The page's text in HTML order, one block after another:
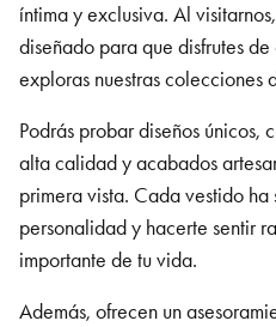
íntima y exclusiva. Al
diseñado para que disfrutes
exploras nuestras colecciones
Podrás probar diseños únicos,
alta calidad y acabados
primera vista. Cada vestido
personalidad y hacerte sentir
importante de tu vida.
Además, ofrecen un